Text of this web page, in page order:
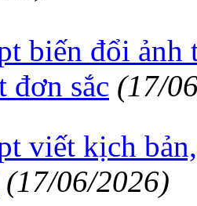
biến đổi ảnh
đơn sắc (17/
viết kịch
(17/06/2026)